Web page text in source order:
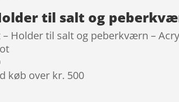
til salt og
– Holder til salt og peberkværn –
køb over kr. 500